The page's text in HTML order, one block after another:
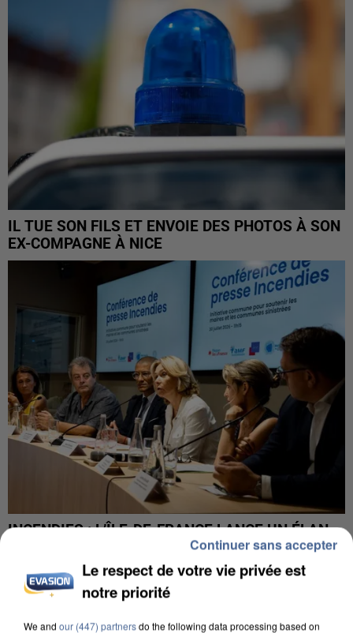
IL TUE SON FILS ET ENVOIE DES PHOTOS À SON
EX-COMPAGNE À NICE
INCENDIES : L’ÎLE-DE-FRANCE LANCE UN ÉLAN
DE SOLIDARITÉ AVEC LES...
Le respect de votre vie privée est
notre priorité
We and our (447) partnersdo the following data processing based on
Continuer sans accepter